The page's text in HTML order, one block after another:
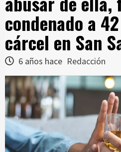
condenado a
cárcel en San
6 años hace Redacción